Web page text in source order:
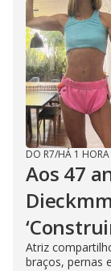
DO R7/HÁ 1 HORA
Aos 47
Atriz
braços, pernas